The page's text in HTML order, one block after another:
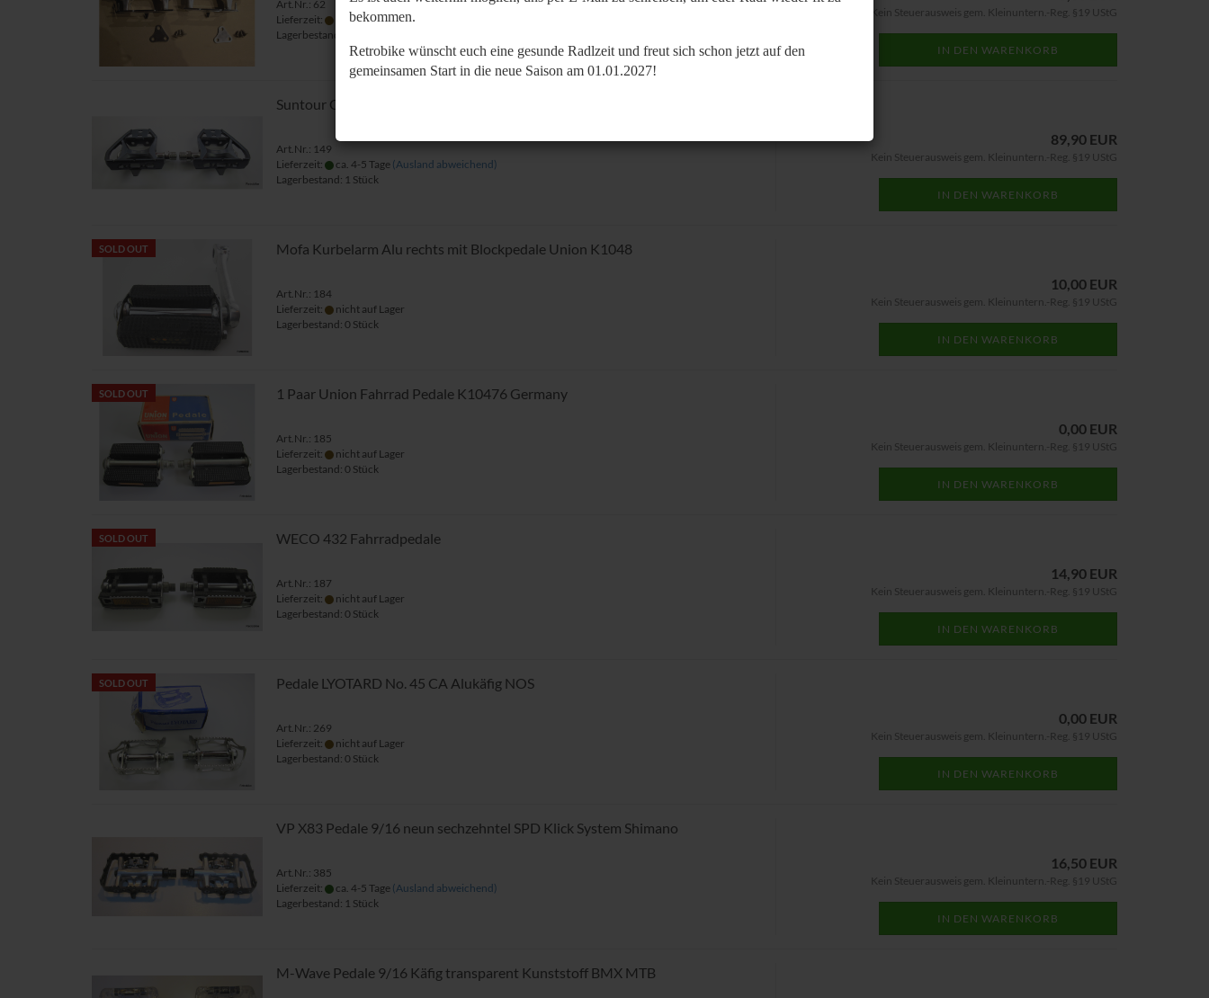
bekommen.
Retrobike wünscht euch eine gesunde Radlzeit und freut sich schon jetzt auf den
gemeinsamen Start in die neue Saison am 01.01.2027!
Art.Nr.: 62
Lieferzeit:
nicht auf Lager
Lagerbestand: 0 Stück
Kein Steuerausweis gem. Kleinuntern.-Reg. §19 UStG
IN DEN WARENKORB
Suntour GXP PL GP00 Pedale Rennrad NOS
Art.Nr.: 149
Lieferzeit:
ca. 4-5 Tage (Ausland abweichend)
Lagerbestand: 1 Stück
89,90 EUR
Kein Steuerausweis gem. Kleinuntern.-Reg. §19 UStG
IN DEN WARENKORB
SOLD OUT Mofa Kurbelarm Alu rechts mit Blockpedale Union K1048
Art.Nr.: 184
Lieferzeit:
nicht auf Lager
Lagerbestand: 0 Stück
10,00 EUR
Kein Steuerausweis gem. Kleinuntern.-Reg. §19 UStG
IN DEN WARENKORB
SOLD OUT 1 Paar Union Fahrrad Pedale K10476 Germany
Art.Nr.: 185
Lieferzeit:
nicht auf Lager
Lagerbestand: 0 Stück
0,00 EUR
Kein Steuerausweis gem. Kleinuntern.-Reg. §19 UStG
IN DEN WARENKORB
SOLD OUT WECO 432 Fahrradpedale
Art.Nr.: 187
Lieferzeit:
nicht auf Lager
Lagerbestand: 0 Stück
14,90 EUR
Kein Steuerausweis gem. Kleinuntern.-Reg. §19 UStG
IN DEN WARENKORB
SOLD OUT Pedale LYOTARD No. 45 CA Alukäfig NOS
Art.Nr.: 269
Lieferzeit:
nicht auf Lager
Lagerbestand: 0 Stück
0,00 EUR
Kein Steuerausweis gem. Kleinuntern.-Reg. §19 UStG
IN DEN WARENKORB
VP X83 Pedale 9/16 neun sechzehntel SPD Klick System Shimano
Art.Nr.: 385
Lieferzeit:
ca. 4-5 Tage (Ausland abweichend)
Lagerbestand: 1 Stück
16,50 EUR
Kein Steuerausweis gem. Kleinuntern.-Reg. §19 UStG
IN DEN WARENKORB
M-Wave Pedale 9/16 Käfig transparent Kunststoff BMX MTB